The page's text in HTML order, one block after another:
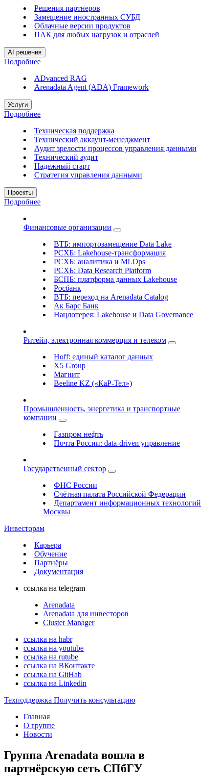
Решения партнеров
Замещение иностранных СУБД
Облачные версии продуктов
ПАК для любых нагрузок и отраслей
AI решения
Подробнее
ADvanced RAG
Arenadata Agent (ADA) Framework
Услуги
Подробнее
Техническая поддержка
Технический аккаунт-менеджмент
Аудит зрелости процессов управления данными
Технический аудит
Надежный старт
Стратегия управления данными
Проекты
Подробнее
Финансовые организации
ВТБ: импортозамещение Data Lake
РСХБ: Lakehouse-трансформация
РСХБ: аналитика и MLOps
РСХБ: Data Research Platform
БСПБ: платформа данных Lakehouse
Росбанк
ВТБ: переход на Arenadata Catalog
Ак Барс Банк
Нацлотерея: Lakehouse и Data Governance
Ритейл, электронная коммерция и телеком
Hoff: единый каталог данных
X5 Group
Магнит
Beeline KZ («КаР-Тел»)
Промышленность, энергетика и транспортные
компании
Газпром нефть
Почта России: data-driven управление
Государственный сектор
ФНС России
Счётная палата Российской Федерации
Департамент информационных технологий
Москвы
Инвесторам
Карьера
Обучение
Партнёры
Документация
ссылка на telegram
Arenadata
Arenadata для инвесторов
Cluster Manager
ссылка на habr
ссылка на youtube
ссылка на rutube
ссылка на ВКонтакте
ссылка на GitHab
ссылка на Linkedin
Техподдержка Получить консультацию
Главная
О группе
Новости
Группа Arenadata вошла в
партнёрскую сеть СПбГУ